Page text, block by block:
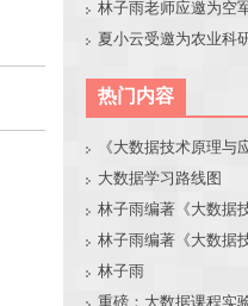
热门内容
大数据学习路线图
林子雨